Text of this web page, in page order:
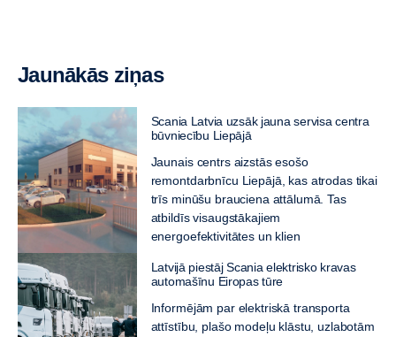
Jaunākās ziņas
Scania Latvia uzsāk jauna servisa centra
būvniecību Liepājā
Jaunais centrs aizstās esošo
remontdarbnīcu Liepājā, kas atrodas tikai
trīs minūšu brauciena attālumā. Tas
atbildīs visaugstākajiem
energoefektivitātes un klien
Latvijā piestāj Scania elektrisko kravas
automašīnu Eiropas tūre
Informējām par elektriskā transporta
attīstību, plašo modeļu klāstu, uzlabotām